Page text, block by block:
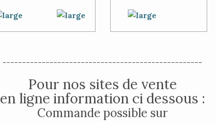
---------------------------------------------------
Pour nos sites de vente
en ligne information ci dessous :
Commande possible sur